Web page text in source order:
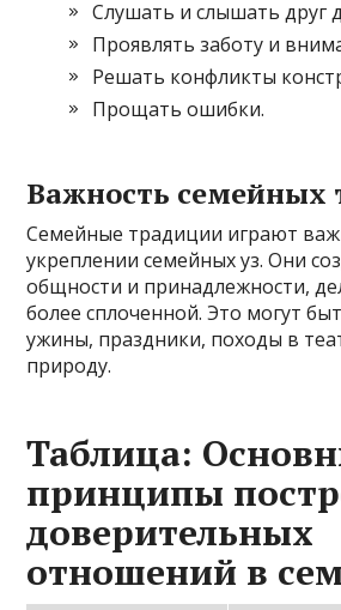
Слушать и слышать друг
Проявлять заботу и
Решать конфликты
Прощать ошибки.
Важность семейных
Семейные традиции играют
укреплении семейных уз. Они
общности и принадлежности,
более сплоченной. Это могут
ужины, праздники, походы в
природу.
Таблица:
принципы
доверительных
отношений в